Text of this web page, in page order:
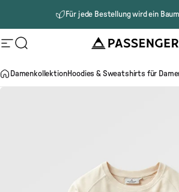
Für jede Bestellung wird ein
Seitennavigation
Suche Passenger
DamenkollektionHoodies & Sweatshirts für